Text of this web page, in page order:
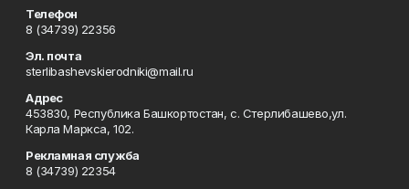
Телефон
8 (34739) 22356
Эл. почта
sterlibashevskierodniki@mail.ru
Адрес
453830, Республика Башкортостан, c. Стерлибашево,ул.
Карла Маркса, 102.
Рекламная служба
8 (34739) 22354